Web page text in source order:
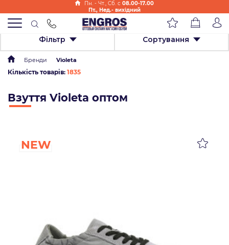
Пн. - Чт., Cб. с 08.00-17.00
Пт., Нед.- вихідний
Фільтр Сортування
Бренди Violeta
Кількість товарів: 1835
Взуття Violeta оптом
NEW